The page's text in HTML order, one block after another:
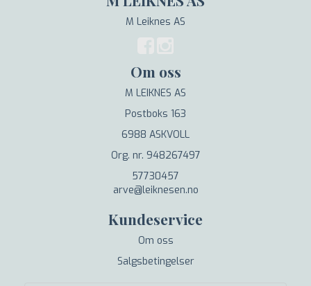
M Leiknes AS
Om oss
M LEIKNES AS
Postboks 163
6988 ASKVOLL
Org. nr. 948267497
57730457
arve@leiknesen.no
Kundeservice
Om oss
Salgsbetingelser